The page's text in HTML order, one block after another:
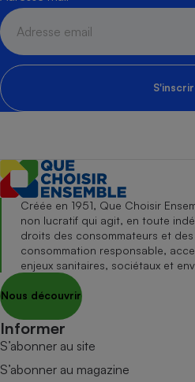
Créée en 1951, Que Choisir
non lucratif qui agit, en toute
droits des consommateurs et
consommation responsable,
enjeux sanitaires, sociétaux et
Nous découvrir
Informer
S’abonner au site
S’abonner au magazine